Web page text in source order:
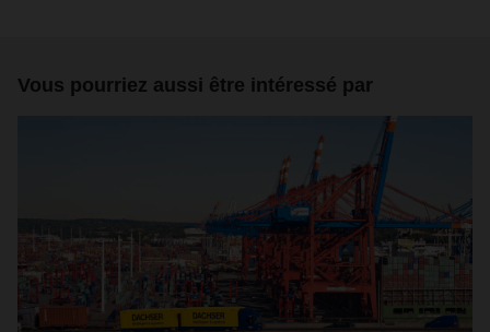
Vous pourriez aussi être intéressé par